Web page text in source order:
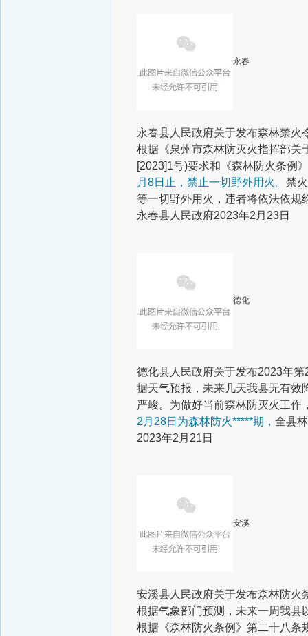
永春
永春县人民政府关于发布森林禁火
根据《泉州市森林防灭火指挥部关
[2023]1号)要求和《森林防火条例
月8日止，禁止一切野外用火。 禁
等一切野外用火，违者将依法依规
永春县人民政府2023年2月23日
德化
德化县人民政府关于发布2023年第
据天气预报，未来几天我县无有效
严峻。为做好当前森林防灭火工作
2月28日为森林防火*****期， 全县
2023年2月21日
安溪
安溪县人民政府关于发布森林防火
根据气象部门预测，未来一周我县
根据《森林防火条例》第二十八条